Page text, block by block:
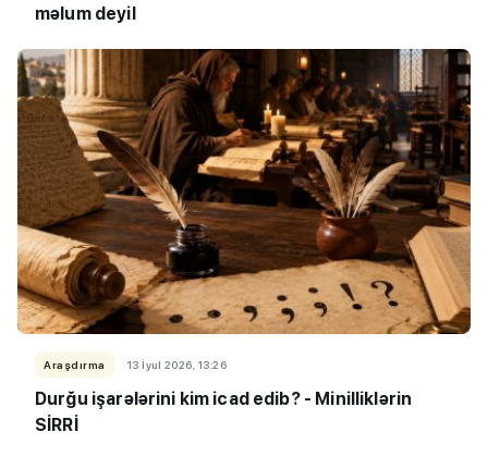
məlum deyil
Araşdırma 13 İyul 2026, 13:26
Durğu işarələrini kim icad edib? - Minilliklərin
SİRRİ